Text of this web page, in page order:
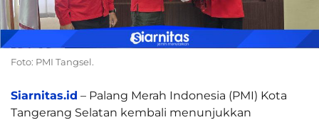
Foto: PMI Tangsel.
Siarnitas.id – Palang Merah Indonesia (PMI) Kota
Tangerang Selatan kembali menunjukkan